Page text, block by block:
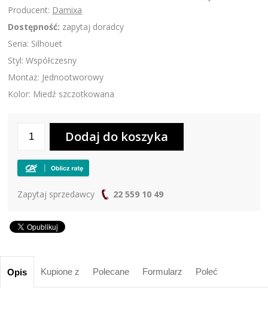
Producent: Damixa
Dostępność: zapytaj doradcy
Seria: Silhouet
Styl: Współczesny
Montaż: Jednootworowy
Kolor: Miedź szczotkowana
Zapytaj sprzedawcy 22 559 10 49
Opis Kupione z Polecane Formularz Poleć